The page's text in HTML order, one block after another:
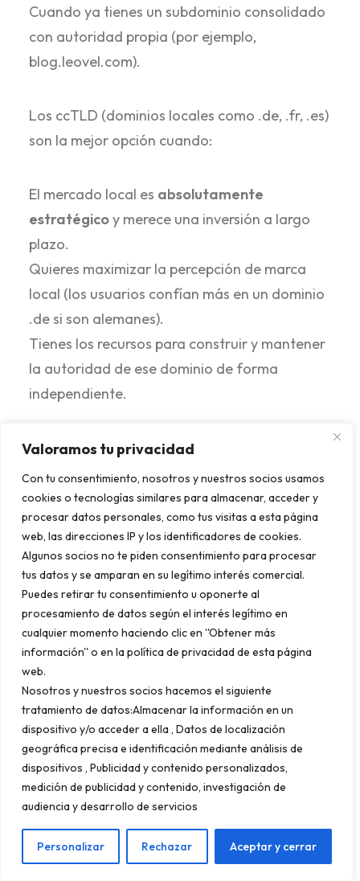
Valoramos tu privacidad
Con tu consentimiento, nosotros y nuestros socios usamos
cookies o tecnologías similares para almacenar, acceder y
procesar datos personales, como tus visitas a esta página
web, las direcciones IP y los identificadores de cookies.
Algunos socios no te piden consentimiento para procesar
tus datos y se amparan en su legítimo interés comercial.
Puedes retirar tu consentimiento u oponerte al
procesamiento de datos según el interés legítimo en
cualquier momento haciendo clic en ''Obtener más
información'' o en la política de privacidad de esta página
web.
Nosotros y nuestros socios hacemos el siguiente
tratamiento de datos:Almacenar la información en un
dispositivo y/o acceder a ella , Datos de localización
geográfica precisa e identificación mediante análisis de
dispositivos , Publicidad y contenido personalizados,
medición de publicidad y contenido, investigación de
audiencia y desarrollo de servicios
Personalizar Rechazar Aceptar y cerrar
Cuando ya tienes un subdominio consolidado
con autoridad propia (por ejemplo,
blog.leovel.com).
Los ccTLD (dominios locales como .de, .fr, .es)
son la mejor opción cuando:
El mercado local es absolutamente
estratégicoy merece una inversión a largo
plazo.
Quieres maximizar la percepción de marca
local (los usuarios confían más en un dominio
.de si son alemanes).
Tienes los recursos para construir y mantener
la autoridad de ese dominio de forma
independiente.
Keyword research
multiidioma y
multirregión
La investigación de palabras clave para SEO
internacional no es un proceso de traducción.
Es un proceso dedescubrimiento cultural y
lingüístico
determina si tu contenido atrae tráfico
cualificado o tráfico que rebota.
El error fatal: traducir
palabras clave de forma literal